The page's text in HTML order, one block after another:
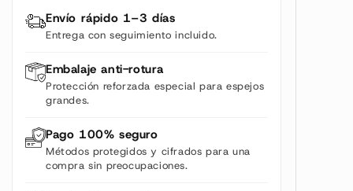
Envío rápido 1–3 días
Entrega con seguimiento incluido.
Embalaje anti-rotura
Protección reforzada especial para espejos
grandes.
Pago 100% seguro
Métodos protegidos y cifrados para una
compra sin preocupaciones.